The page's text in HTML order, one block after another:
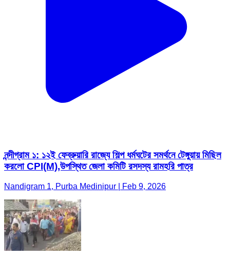
নন্দীগ্রাম ১: ১২ই ফেব্রুয়ারি রাজ্যে শিল্প ধর্মঘটের সমর্থনে টেঙ্গুয়ায় মিছিল
করলো CPI(M),উপস্থিত জেলা কমিটি রসদস্য রামহরি পাত্র
Nandigram 1, Purba Medinipur | Feb 9, 2026